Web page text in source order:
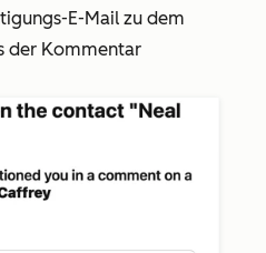
E-Mail zu dem
der Kommentar